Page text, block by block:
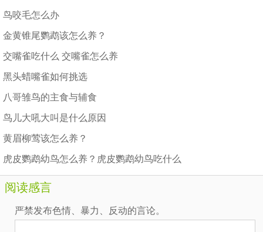
鸟咬毛怎么办
金黄锥尾鹦鹉该怎么养？
交嘴雀吃什么 交嘴雀怎么养
黑头蜡嘴雀如何挑选
八哥雏鸟的主食与辅食
鸟儿大吼大叫是什么原因
黄眉柳莺该怎么养？
虎皮鹦鹉幼鸟怎么养？虎皮鹦鹉幼鸟吃什么
阅读感言
严禁发布色情、暴力、反动的言论。